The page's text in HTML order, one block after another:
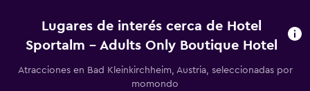
Lugares de interés cerca de Hotel
Sportalm - Adults Only Boutique Hotel
Atracciones en Bad Kleinkirchheim, Austria, seleccionadas por
momondo